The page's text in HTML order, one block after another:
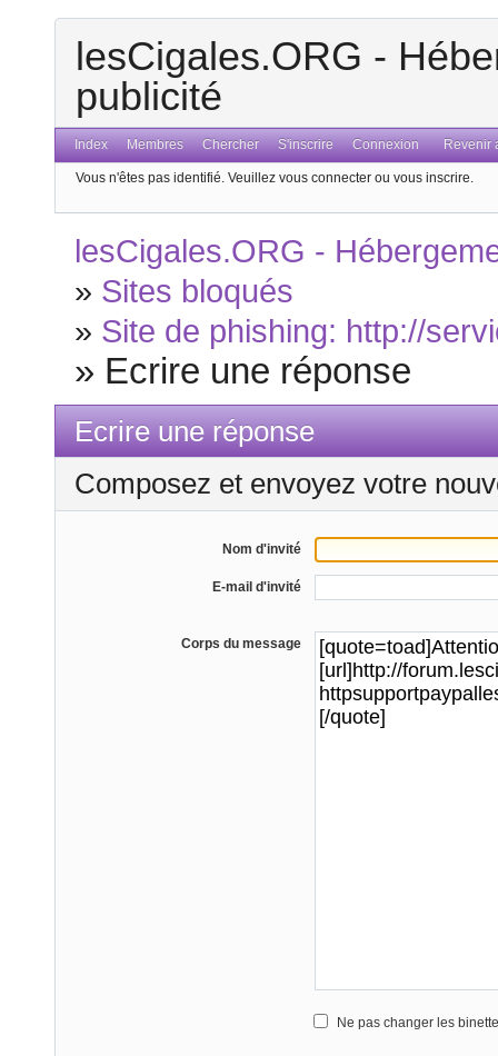
lesCigales.ORG -
publicité
Index Membres Chercher S'inscrire Connexion Revenir
Vous n'êtes pas identifié. Veuillez vous connecter ou vous inscrire.
lesCigales.ORG -
» Sites bloqués
» Site de phishing: http://
» Ecrire une réponse
Ecrire une réponse
Composez et envoyez votre
Nom d'invité
E-mail d'invité
Corps du message
Ne pas changer les